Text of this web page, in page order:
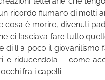
ricordo fiumano di molti
cosa è morire, divenuti
ci lasciava fare tutto
di lì a poco il
e riducendola – come
fra i capelli.